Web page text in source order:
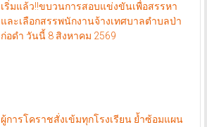
เริ่มแล้ว!!ขบวนการสอบแข่งขันเพื่อสรรหา
และเลือกสรรพนักงานจ้างเทศบาลตำบลป่า
ก่อดำ วันนี้ 8 สิงหาคม 2569
ผู้การโคราชสั่งเข้มทุกโรงเรียน ย้ำซ้อมแผน